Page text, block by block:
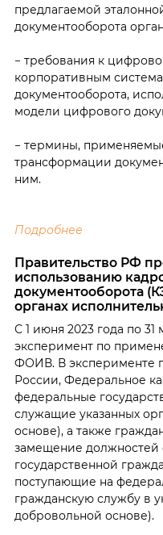
предлагаемой
документооборота
− требования к
корпоративным
документооборота,
модели цифрового
− термины,
трансформации
ним.
Подробнее
Правительство РФ
использованию
документооборота
органах
С 1 июня 2023 года по 31
эксперимент по
ФОИВ. В эксперименте
России, Федеральное
федеральные
служащие указанных
основе), а также
замещение должностей
государственной
поступающие на
гражданскую службу в
добровольной основе).